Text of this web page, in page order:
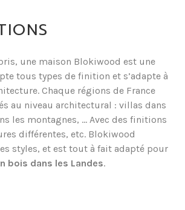
une maison Blokiwood est une
tous types de finition et s’adapte à
Chaque régions de France
au niveau architectural : villas dans
les montagnes, … Avec des finitions
différentes, etc. Blokiwood
styles, et est tout à fait adapté pour
bois dans les Landes.